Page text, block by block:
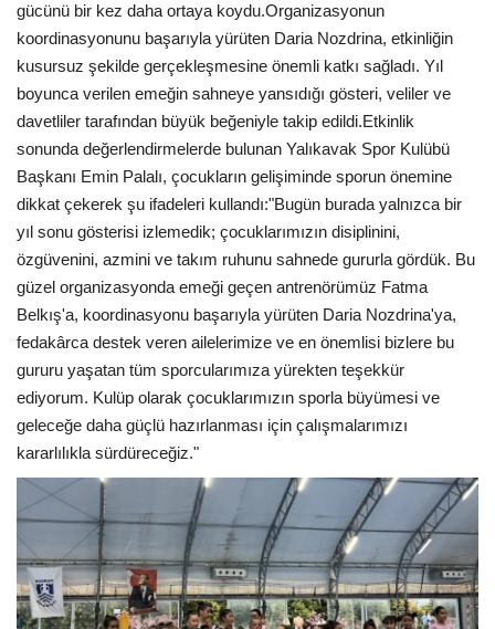
gücünü bir kez daha ortaya koydu.Organizasyonun
koordinasyonunu başarıyla yürüten Daria Nozdrina, etkinliğin
kusursuz şekilde gerçekleşmesine önemli katkı sağladı. Yıl
boyunca verilen emeğin sahneye yansıdığı gösteri, veliler ve
davetliler tarafından büyük beğeniyle takip edildi.Etkinlik
sonunda değerlendirmelerde bulunan Yalıkavak Spor Kulübü
Başkanı Emin Palalı, çocukların gelişiminde sporun önemine
dikkat çekerek şu ifadeleri kullandı:"Bugün burada yalnızca bir
yıl sonu gösterisi izlemedik; çocuklarımızın disiplinini,
özgüvenini, azmini ve takım ruhunu sahnede gururla gördük. Bu
güzel organizasyonda emeği geçen antrenörümüz Fatma
Belkış'a, koordinasyonu başarıyla yürüten Daria Nozdrina'ya,
fedakârca destek veren ailelerimize ve en önemlisi bizlere bu
gururu yaşatan tüm sporcularımıza yürekten teşekkür
ediyorum. Kulüp olarak çocuklarımızın sporla büyümesi ve
geleceğe daha güçlü hazırlanması için çalışmalarımızı
kararlılıkla sürdüreceğiz."